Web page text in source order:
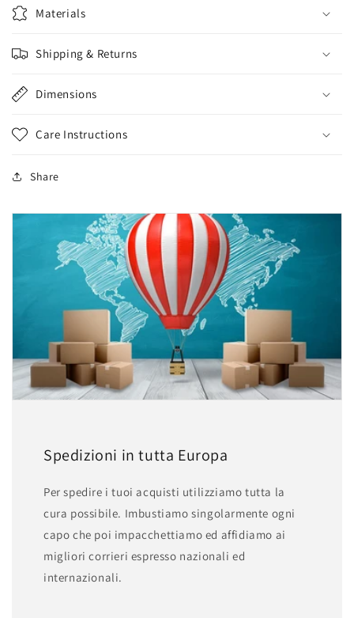
Materials
Shipping & Returns
Dimensions
Care Instructions
Share
Spedizioni in tutta Europa
Per spedire i tuoi acquisti utilizziamo tutta la
cura possibile. Imbustiamo singolarmente ogni
capo che poi impacchettiamo ed affidiamo ai
migliori corrieri espresso nazionali ed
internazionali.